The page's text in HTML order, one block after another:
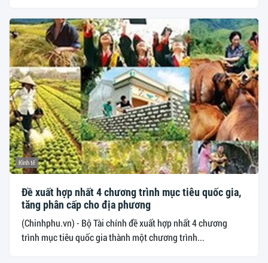
Kinh tế
Đề xuất hợp nhất 4 chương trình mục tiêu quốc gia,
tăng phân cấp cho địa phương
(Chinhphu.vn) - Bộ Tài chính đề xuất hợp nhất 4 chương
trình mục tiêu quốc gia thành một chương trình...